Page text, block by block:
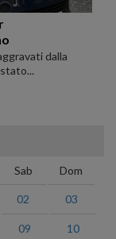
dalla
Sab Dom
02 03
09 10